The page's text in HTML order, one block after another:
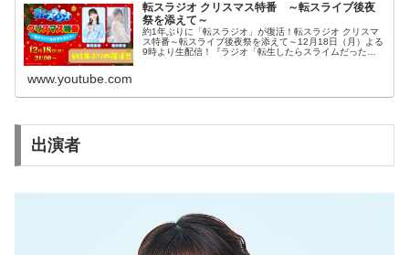
転スラジオ クリスマス特番 ～転スライブ後夜
祭を添えて～
約1年ぶりに「転スラジオ」が復活！転スラジオ クリスマ
ス特番～転スライブ後夜祭を添えて～12月18日（月）よる
9時より生配信！『ラジオ「転生したらスライムだった件
www.youtube.com
出演者